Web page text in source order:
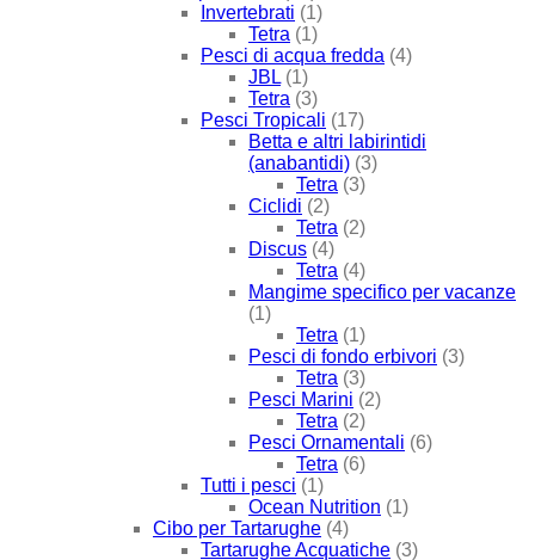
Invertebrati (1)
Tetra (1)
Pesci di acqua fredda (4)
JBL (1)
Tetra (3)
Pesci Tropicali (17)
Betta e altri labirintidi
(anabantidi) (3)
Tetra (3)
Ciclidi (2)
Tetra (2)
Discus (4)
Tetra (4)
Mangime specifico per vacanze
(1)
Tetra (1)
Pesci di fondo erbivori (3)
Tetra (3)
Pesci Marini (2)
Tetra (2)
Pesci Ornamentali (6)
Tetra (6)
Tutti i pesci (1)
Ocean Nutrition (1)
Cibo per Tartarughe (4)
Tartarughe Acquatiche (3)